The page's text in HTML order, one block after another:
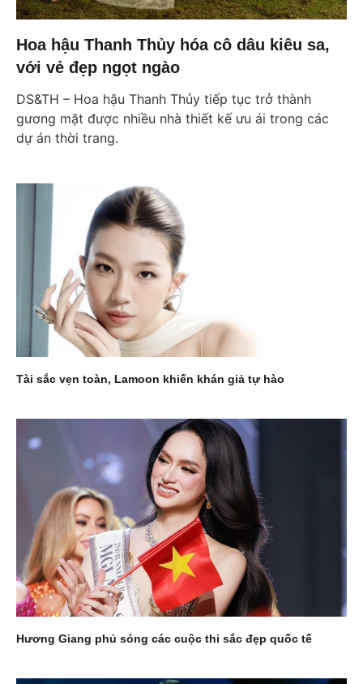
Hoa hậu Thanh Thủy hóa cô dâu kiêu sa,
với vẻ đẹp ngọt ngào
DS&TH – Hoa hậu Thanh Thủy tiếp tục trở thành
gương mặt được nhiều nhà thiết kế ưu ái trong các
dự án thời trang.
Tài sắc vẹn toàn, Lamoon khiến khán giả tự hào
Hương Giang phủ sóng các cuộc thi sắc đẹp quốc tế